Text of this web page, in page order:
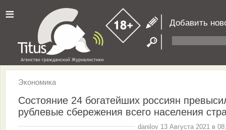
≡ Добавить
Экономика
Состояние 24 богатейших россиян
рублевые сбережения всего населения
danilov 13 Августа 2021 в